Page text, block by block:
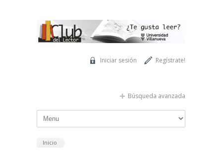
Regístrate!
Iniciar sesión
Búsqueda avanzada
Inicio